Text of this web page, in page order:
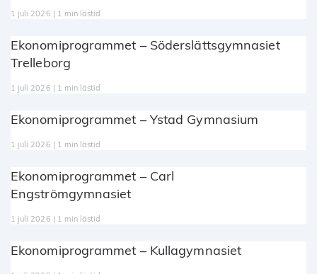
1 juli 2026 | 1 min lästid
Ekonomiprogrammet – Söderslättsgymnasiet
Trelleborg
1 juli 2026 | 1 min lästid
Ekonomiprogrammet – Ystad Gymnasium
1 juli 2026 | 1 min lästid
Ekonomiprogrammet – Carl
Engströmgymnasiet
1 juli 2026 | 1 min lästid
Ekonomiprogrammet – Kullagymnasiet